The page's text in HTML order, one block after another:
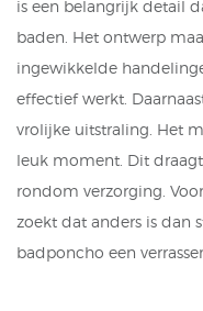
is een belangrijk detail
baden. Het ontwerp
ingewikkelde
effectief werkt.
vrolijke uitstraling. Het
leuk moment. Dit
rondom verzorging.
zoekt dat anders is dan
badponcho een